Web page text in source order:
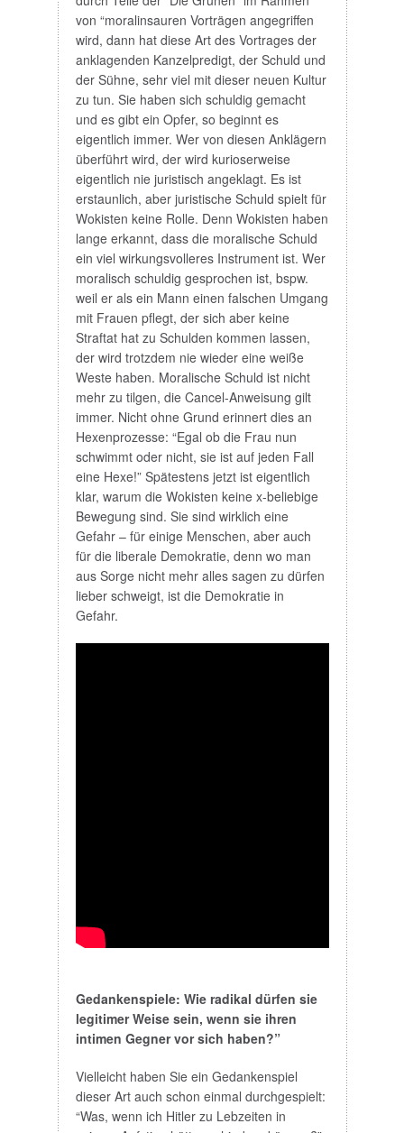
von “moralinsauren Vorträgen angegriffen
wird, dann hat diese Art des Vortrages der
anklagenden Kanzelpredigt, der Schuld und
der Sühne, sehr viel mit dieser neuen Kultur
zu tun. Sie haben sich schuldig gemacht
und es gibt ein Opfer, so beginnt es
eigentlich immer. Wer von diesen Anklägern
überführt wird, der wird kurioserweise
eigentlich nie juristisch angeklagt. Es ist
erstaunlich, aber juristische Schuld spielt für
Wokisten keine Rolle. Denn Wokisten haben
lange erkannt, dass die moralische Schuld
ein viel wirkungsvolleres Instrument ist. Wer
moralisch schuldig gesprochen ist, bspw.
weil er als ein Mann einen falschen Umgang
mit Frauen pflegt, der sich aber keine
Straftat hat zu Schulden kommen lassen,
der wird trotzdem nie wieder eine weiße
Weste haben. Moralische Schuld ist nicht
mehr zu tilgen, die Cancel-Anweisung gilt
immer. Nicht ohne Grund erinnert dies an
Hexenprozesse: “Egal ob die Frau nun
schwimmt oder nicht, sie ist auf jeden Fall
eine Hexe!” Spätestens jetzt ist eigentlich
klar, warum die Wokisten keine x-beliebige
Bewegung sind. Sie sind wirklich eine
Gefahr – für einige Menschen, aber auch
für die liberale Demokratie, denn wo man
aus Sorge nicht mehr alles sagen zu dürfen
lieber schweigt, ist die Demokratie in
Gefahr.
Gedankenspiele: Wie radikal dürfen sie
legitimer Weise sein, wenn sie ihren
intimen Gegner vor sich haben?”
Vielleicht haben Sie ein Gedankenspiel
dieser Art auch schon einmal durchgespielt:
“Was, wenn ich Hitler zu Lebzeiten in